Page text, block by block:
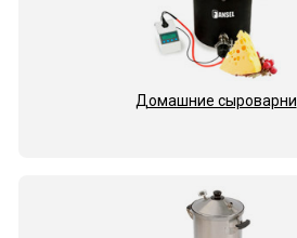
Домашние сыроварни